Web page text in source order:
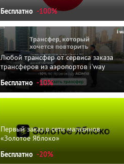
Бесплатно -100%
Любой трансфер от сервиса заказа
трансферов из аэропортов i'way
Бесплатно -10%
Первый заказ в сети магазинов
«Золотое Яблоко»
Бесплатно -20%